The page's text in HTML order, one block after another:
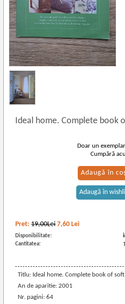
Ideal home. Complete book
Pret:19,00Lei 7,60 Lei
Disponibilitate:
Cantitatea:
Titlu: Ideal home. Complete book of
An de aparitie: 2001
Nr. pagini: 64
Doar un
Cumpără
Adaugă în
Adaugă în